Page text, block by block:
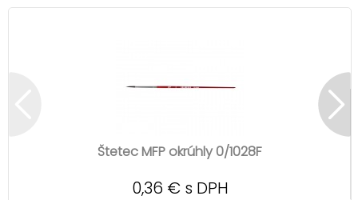
Štetec MFP okrúhly 0/1028F
0,36 € s DPH